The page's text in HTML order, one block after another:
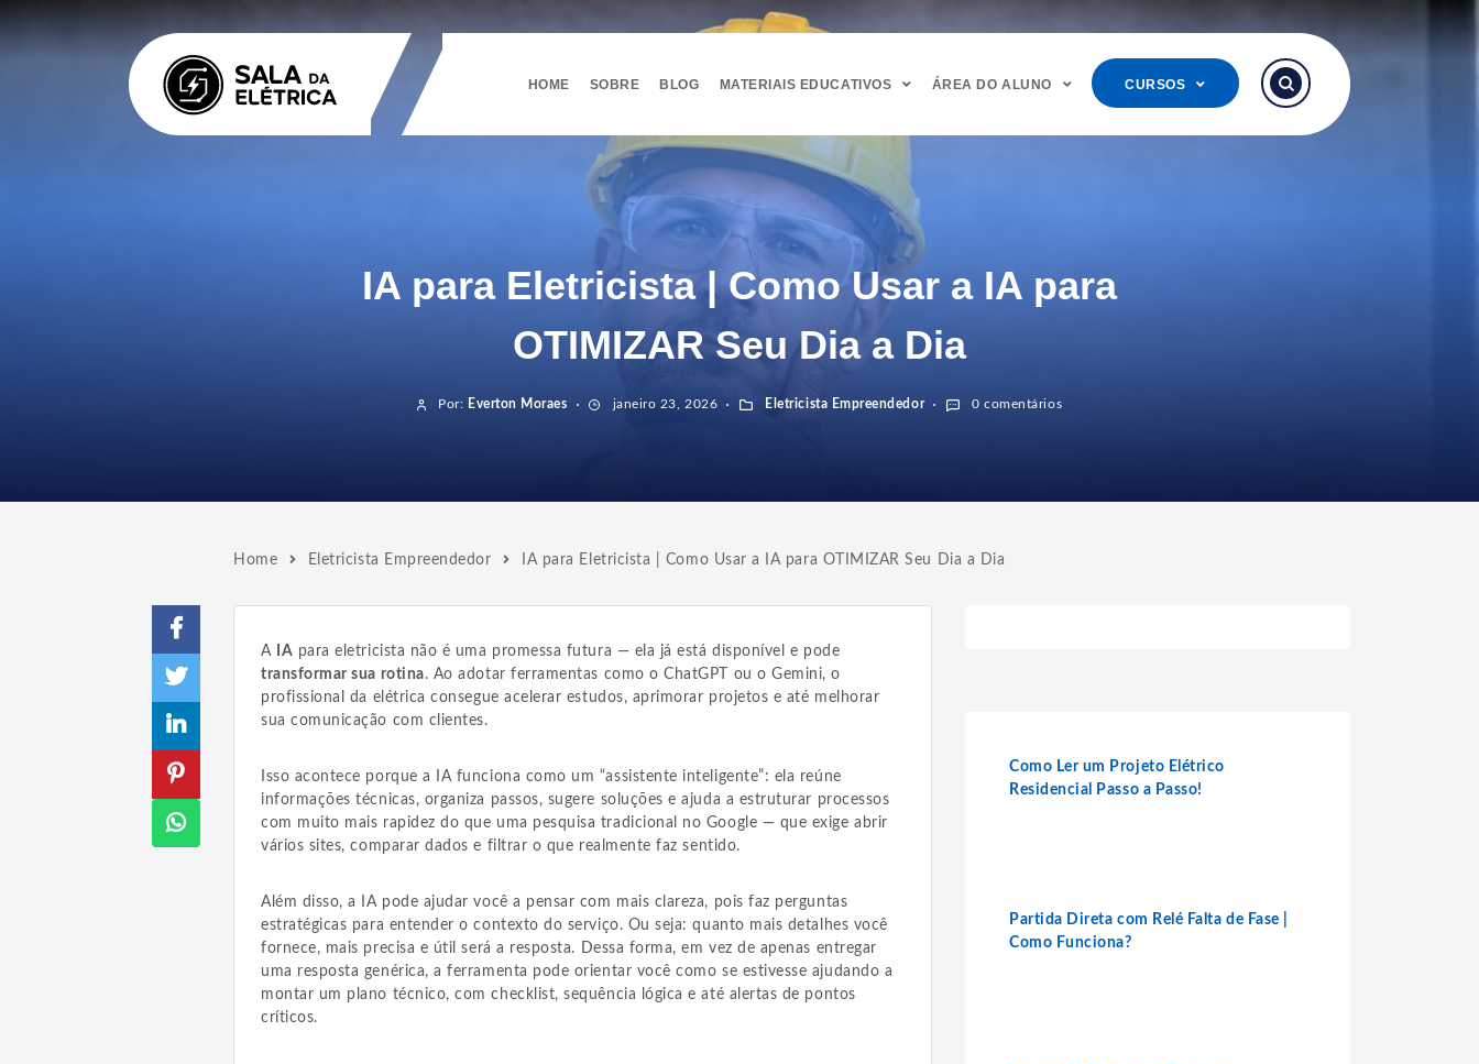
HOME SOBRE BLOG MATERIAIS EDUCATIVOS ÁREA DO ALUNO CURSOS
IA para Eletricista | Como Usar a IA para
OTIMIZAR Seu Dia a Dia
Por: Everton Moraes janeiro 23, 2026 Eletricista Empreendedor 0 comentários
Home Eletricista Empreendedor IA para Eletricista | Como Usar a IA para OTIMIZAR Seu Dia a Dia
A IA para eletricista não é uma promessa futura — ela já está disponível e pode
transformar sua rotina. Ao adotar ferramentas como o ChatGPT ou o Gemini, o
profissional da elétrica consegue acelerar estudos, aprimorar projetos e até melhorar
sua comunicação com clientes.
Isso acontece porque a IA funciona como um “assistente inteligente”: ela reúne
informações técnicas, organiza passos, sugere soluções e ajuda a estruturar processos
com muito mais rapidez do que uma pesquisa tradicional no Google — que exige abrir
vários sites, comparar dados e filtrar o que realmente faz sentido.
Além disso, a IA pode ajudar você a pensar com mais clareza, pois faz perguntas
estratégicas para entender o contexto do serviço. Ou seja: quanto mais detalhes você
fornece, mais precisa e útil será a resposta. Dessa forma, em vez de apenas entregar
uma resposta genérica, a ferramenta pode orientar você como se estivesse ajudando a
montar um plano técnico, com checklist, sequência lógica e até alertas de pontos
críticos.
Como Ler um Projeto Elétrico
Residencial Passo a Passo!
Partida Direta com Relé Falta de Fase |
Como Funciona?